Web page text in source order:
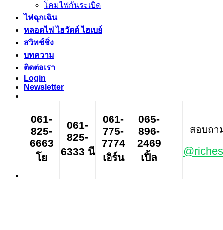
โคมไฟกันระเบิด
ไฟฉุกเฉิน
หลอดไฟ ไฮวัตต์ ไฮเบย์
สวิทช์ชิ่ง
บทความ
ติดต่อเรา
Login
Newsletter
061-
825-
6663
โย
061-
825-
6333 นี
061-
775-
7774
เอิร์น
065-
896-
2469
เปิ้ล
สอบถา